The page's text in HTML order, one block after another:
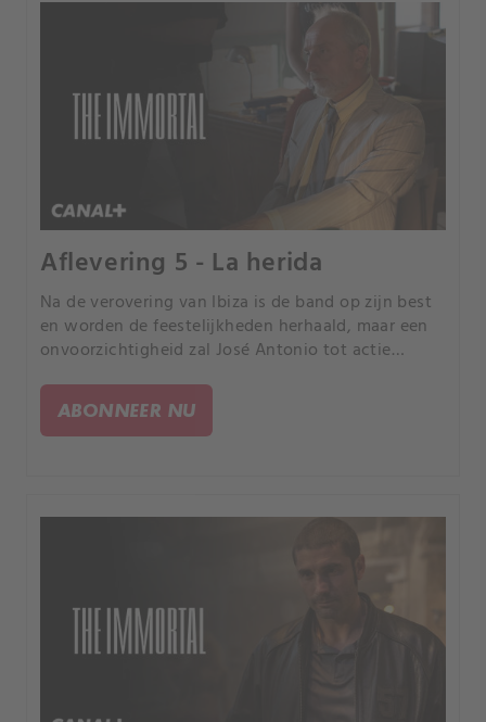
Aflevering 5 - La herida
Na de verovering van Ibiza is de band op zijn best
en worden de feestelijkheden herhaald, maar een
onvoorzichtigheid zal José Antonio tot actie
beslissingen van zijn leven komt te staan.
ABONNEER NU